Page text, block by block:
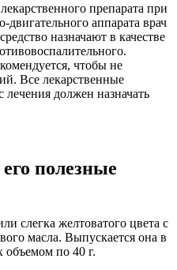
препарата при
двигательного аппарата врач
назначают в качестве
чтобы не
Все лекарственные
должен назначать
полезные
слегка желтоватого цвета с
масла. Выпускается она в
по 40 г.